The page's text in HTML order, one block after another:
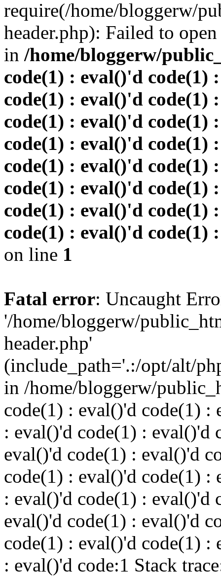
require(/home/bloggerw/
header.php): Failed to
in /home/bloggerw/
code(1) : eval()'d code(1)
code(1) : eval()'d code(1)
code(1) : eval()'d code(1)
code(1) : eval()'d code(1)
code(1) : eval()'d code(1)
code(1) : eval()'d code(1)
code(1) : eval()'d code(1)
code(1) : eval()'d code(1)
on line 1
Fatal error: Uncaught
'/home/bloggerw/
header.php'
(include_path='.:/opt/alt/
in /home/bloggerw/
code(1) : eval()'d code(1) :
: eval()'d code(1) : eval()'d
eval()'d code(1) : eval()'d
code(1) : eval()'d code(1) :
: eval()'d code(1) : eval()'d
eval()'d code(1) : eval()'d
code(1) : eval()'d code(1) :
: eval()'d code:1 Stack